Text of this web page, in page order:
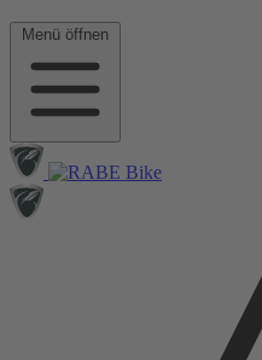
Menü öffnen